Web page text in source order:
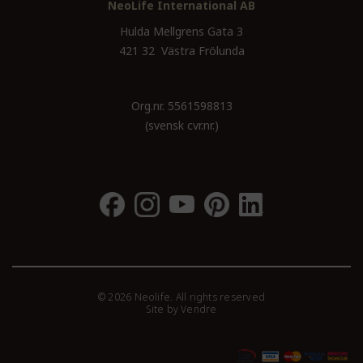
NeoLife International AB
Hulda Mellgrens Gata 3
421 32 Västra Frölunda
Org.nr. 5561598813
(svensk cvr.nr.)
© 2026 Neolife. All rights reserved
Site byVendre